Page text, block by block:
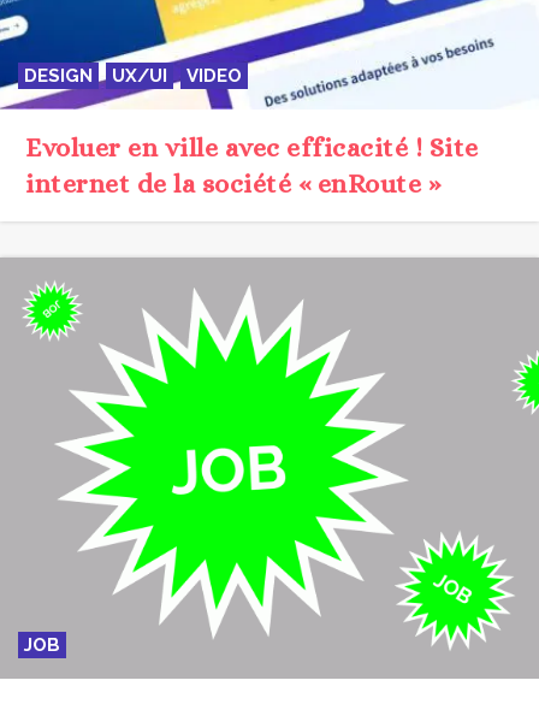
DESIGN UX/UI VIDEO
Evoluer en ville avec efficacité ! Site
internet de la société « enRoute »
JOB